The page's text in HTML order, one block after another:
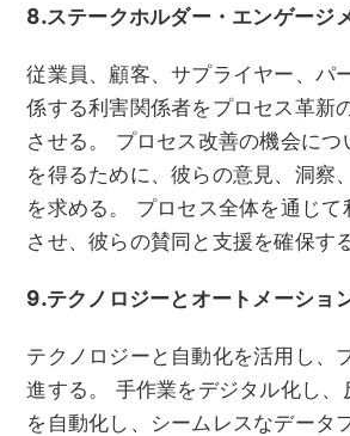
8.ステークホルダー・エンゲージ
従業員、顧客、サプライヤー、パ
係する利害関係者をプロセス革新
させる。 プロセス改善の機会につ
を得るために、彼らの意見、洞察
を求める。 プロセス全体を通じて
させ、彼らの賛同と支援を確保する
9.テクノロジーとオートメーショ
テクノロジーと自動化を活用し、
進する。 手作業をデジタル化し、
を自動化し、シームレスなデータ